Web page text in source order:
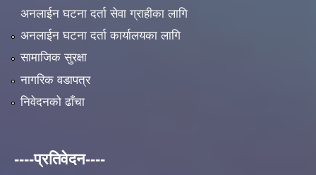
अनलाईन घटना दर्ता सेवा ग्राहीका लागि
अनलाईन घटना दर्ता कार्यालयका लागि
सामाजिक सुरक्षा
नागरिक वडापत्र
निवेदनको ढाँचा
----प्रतिवेदन----